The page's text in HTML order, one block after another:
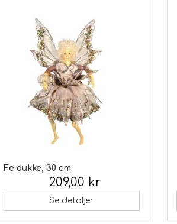
Fe dukke, 30 cm
209,00 kr
Se detaljer